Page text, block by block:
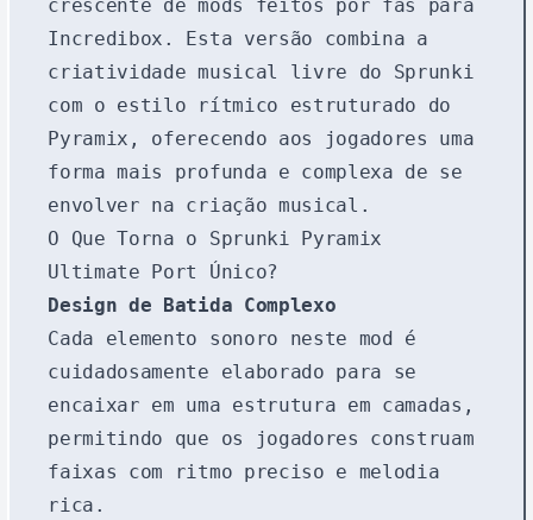
crescente de mods feitos por fãs para
Incredibox. Esta versão combina a
criatividade musical livre do Sprunki
com o estilo rítmico estruturado do
Pyramix, oferecendo aos jogadores uma
forma mais profunda e complexa de se
envolver na criação musical.
O Que Torna o Sprunki Pyramix
Ultimate Port Único?
Design de Batida Complexo
Cada elemento sonoro neste mod é
cuidadosamente elaborado para se
encaixar em uma estrutura em camadas,
permitindo que os jogadores construam
faixas com ritmo preciso e melodia
rica.